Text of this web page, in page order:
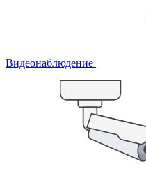
Видеонаблюдение